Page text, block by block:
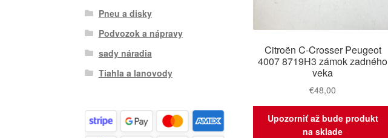
Citroën C-Crosser Peugeot
4007 8719H3 zámok zadného
veka
€48,00
Upozorniť až bude produkt
na sklade
Pneu a disky
Podvozok a nápravy
sady náradia
Tiahla a lanovody